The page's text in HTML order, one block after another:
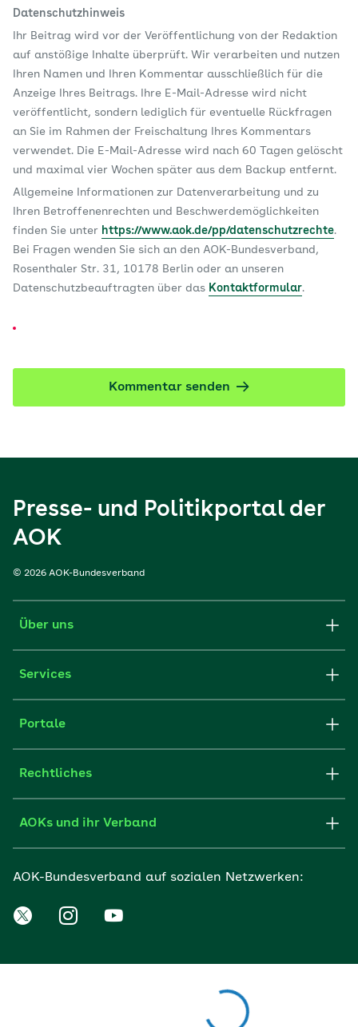
Datenschutzhinweis
Ihr Beitrag wird vor der Veröffentlichung von der Redaktion
auf anstößige Inhalte überprüft. Wir verarbeiten und nutzen
Ihren Namen und Ihren Kommentar ausschließlich für die
Anzeige Ihres Beitrags. Ihre E-Mail-Adresse wird nicht
veröffentlicht, sondern lediglich für eventuelle Rückfragen
an Sie im Rahmen der Freischaltung Ihres Kommentars
verwendet. Die E-Mail-Adresse wird nach 60 Tagen gelöscht
und maximal vier Wochen später aus dem Backup entfernt.
Allgemeine Informationen zur Datenverarbeitung und zu
Ihren Betroffenenrechten und Beschwerdemöglichkeiten
finden Sie unter https://www.aok.de/pp/datenschutzrechte.
Bei Fragen wenden Sie sich an den AOK-Bundesverband,
Rosenthaler Str. 31, 10178 Berlin oder an unseren
Datenschutzbeauftragten über das Kontaktformular.
Kommentar senden
Presse- und Politikportal der
AOK
© 2026 AOK-Bundesverband
Über uns
Services
Portale
Rechtliches
AOKs und ihr Verband
AOK-Bundesverband auf sozialen Netzwerken: